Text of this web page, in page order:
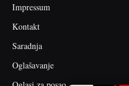
Impressum
Kontakt
Saradnja
Oglašavanje